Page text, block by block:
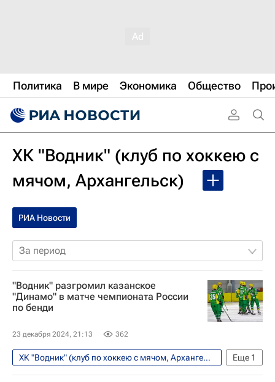
Политика В мире Экономика Общество
ХК "Водник" (клуб по хоккею с
мячом, Архангельск)
РИА Новости
За период
"Водник" разгромил казанское
"Динамо" в матче чемпионата России
по бенди
23 декабря 2024, 21:13 362
Еще 1
ХК "Водник" (клуб по хоккею с мячом, Архангельск)
Чемпионат России по хоккею с мячом